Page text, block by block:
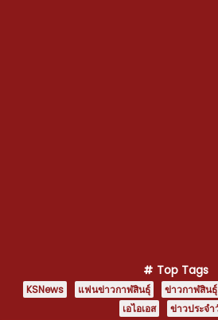
Top Tags
KSNews แฟนข่าวกาฬสินธุ์ ข่าวกาฬสินธุ์
เอไอเอส
ข่าวประจำ